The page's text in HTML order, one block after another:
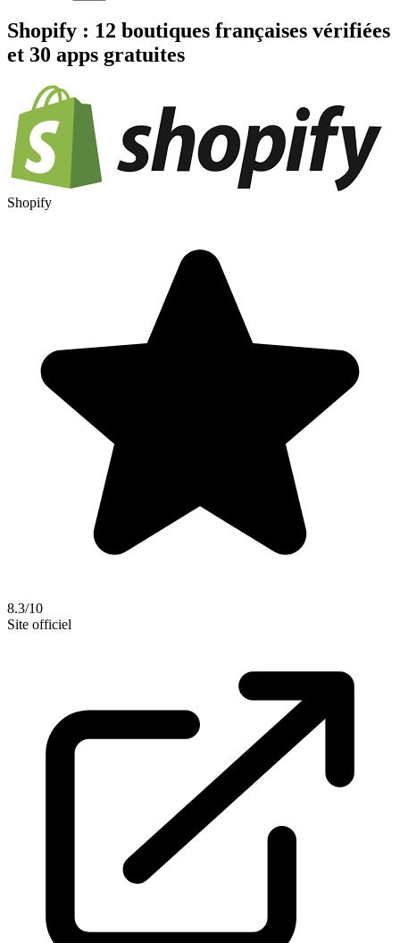
Shopify : 12 boutiques françaises vérifiées
et 30 apps gratuites
Shopify
8.3/10
Site officiel